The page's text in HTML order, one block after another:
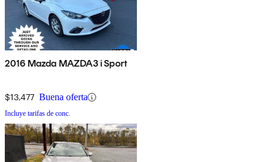
2016 Mazda MAZDA3 i Sport
$13,477 Buena oferta
Incluye tarifas de conc.